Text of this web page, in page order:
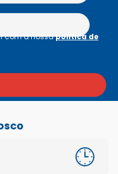
com a nossapolítica de